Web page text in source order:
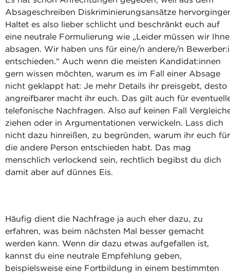
Absageschreiben Diskriminierungsansätze
Haltet es also lieber schlicht und beschränkt euch auf
eine neutrale Formulierung wie „Leider müssen wir
absagen. Wir haben uns für eine/n andere/n
entschieden.“ Auch wenn die meisten Kandidat:innen
gern wissen möchten, warum es im Fall einer Absage
nicht geklappt hat: Je mehr Details ihr preisgebt, desto
angreifbarer macht ihr euch. Das gilt auch für
telefonische Nachfragen. Also auf keinen Fall
ziehen oder in Argumentationen verwickeln. Lass dich
nicht dazu hinreißen, zu begründen, warum ihr euch für
die andere Person entschieden habt. Das mag
menschlich verlockend sein, rechtlich begibst du dich
damit aber auf dünnes Eis.
Häufig dient die Nachfrage ja auch eher dazu, zu
erfahren, was beim nächsten Mal besser gemacht
werden kann. Wenn dir dazu etwas aufgefallen ist,
kannst du eine neutrale Empfehlung geben,
beispielsweise eine Fortbildung in einem bestimmten